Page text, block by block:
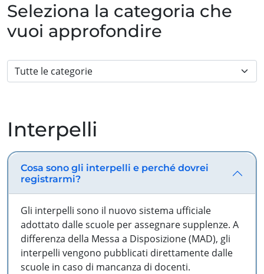
Seleziona la categoria che
vuoi approfondire
Interpelli
Cosa sono gli interpelli e perché dovrei
registrarmi?
Gli interpelli sono il nuovo sistema ufficiale
adottato dalle scuole per assegnare supplenze. A
differenza della Messa a Disposizione (MAD), gli
interpelli vengono pubblicati direttamente dalle
scuole in caso di mancanza di docenti.